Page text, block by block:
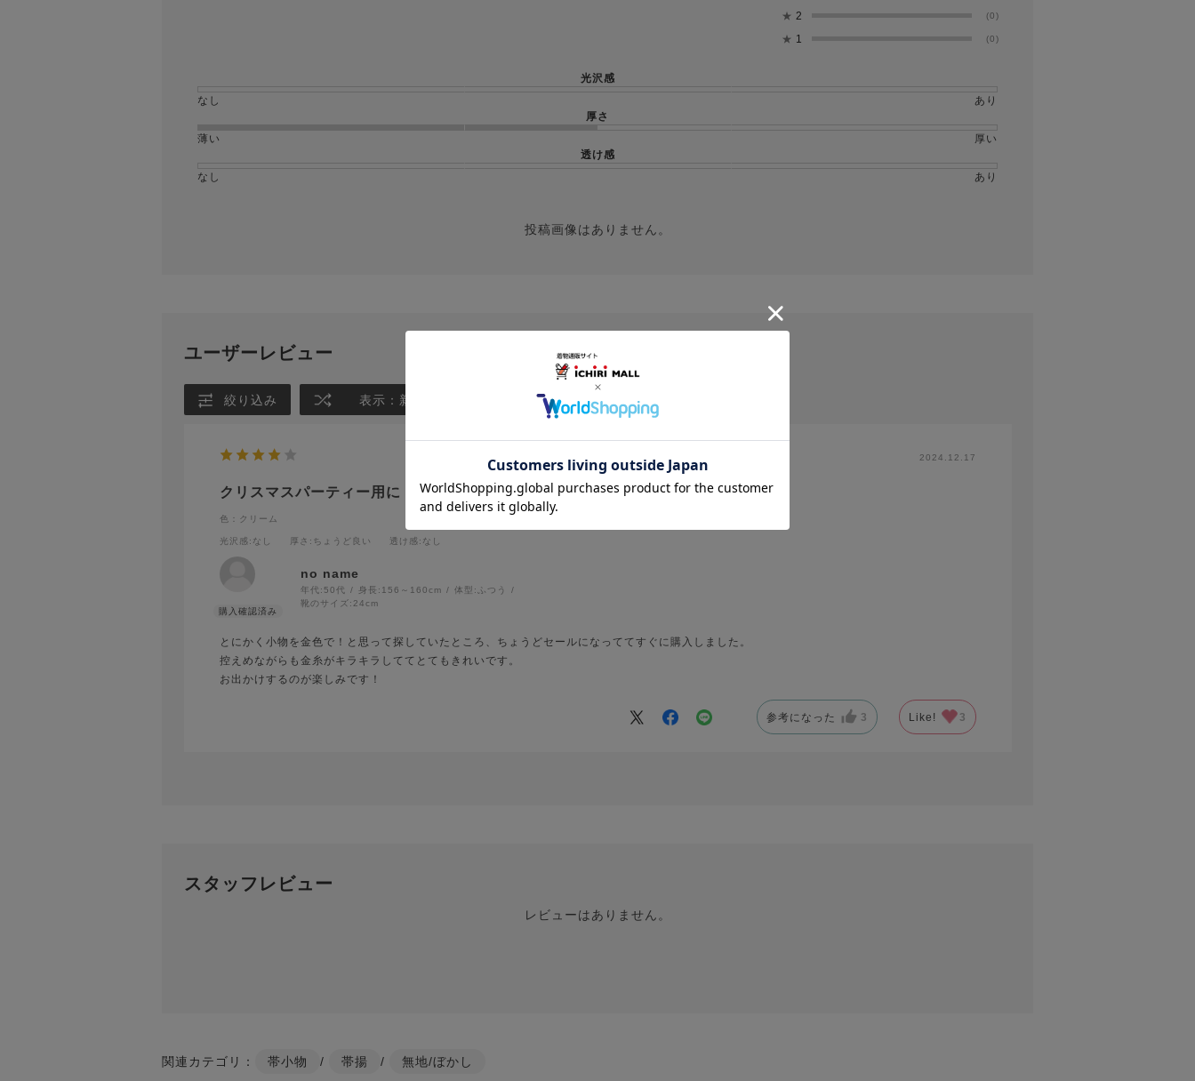
★ 2 (0)
★ 1 (0)
光沢感
なし
あり
厚さ
薄い
厚い
透け感
なし
あり
投稿画像はありません。
ユーザーレビュー
絞り込み 表示：新しい順
2024.12.17
クリスマスパーティー用に！
色：クリーム
光沢感:なし 厚さ :ちょうど良い 透け感:なし
no name
年代: 50代 身長: 156～160cm 体型: ふつう
靴のサイズ: 24cm
とにかく小物を金色で！と思って探していたところ、ちょうどセールになっててすぐに購入しました。
控えめながらも金糸がキラキラしててとてもきれいです。
お出かけするのが楽しみです！
参考になった 3 Like! 3
スタッフレビュー
レビューはありません。
関連カテゴリ： 帯小物 / 帯揚 / 無地/ぼかし